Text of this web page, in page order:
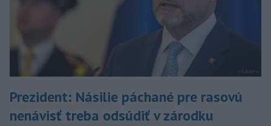
Prezident: Násilie páchané pre rasovú
nenávisť treba odsúdiť v zárodku